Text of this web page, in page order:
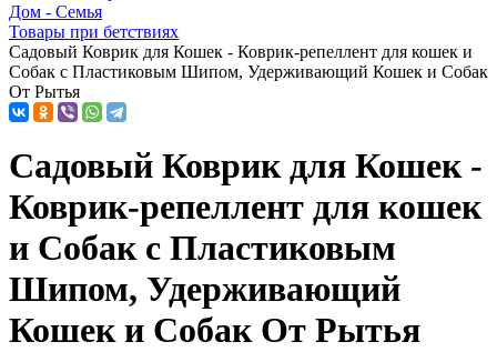
Дом - Семья
Товары при бетствиях
Садовый Коврик для Кошек - Коврик-репеллент для кошек и
Собак с Пластиковым Шипом, Удерживающий Кошек и Собак
От Рытья
Садовый Коврик для Кошек -
Коврик-репеллент для кошек
и Собак с Пластиковым
Шипом, Удерживающий
Кошек и Собак От Рытья